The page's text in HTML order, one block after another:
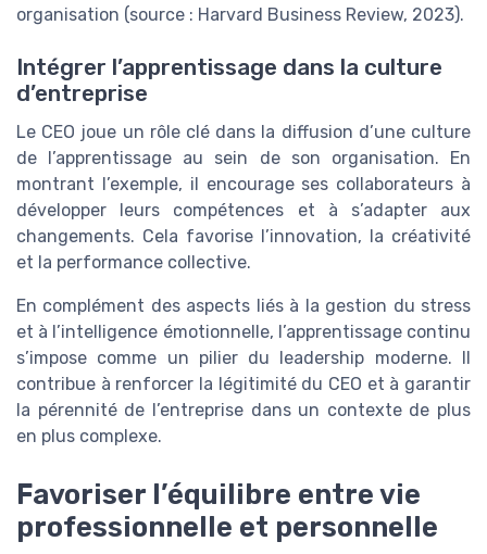
organisation (source : Harvard Business Review, 2023).
Intégrer l’apprentissage dans la culture
d’entreprise
Le CEO joue un rôle clé dans la diffusion d’une culture
de l’apprentissage au sein de son organisation. En
montrant l’exemple, il encourage ses collaborateurs à
développer leurs compétences et à s’adapter aux
changements. Cela favorise l’innovation, la créativité
et la performance collective.
En complément des aspects liés à la gestion du stress
et à l’intelligence émotionnelle, l’apprentissage continu
s’impose comme un pilier du leadership moderne. Il
contribue à renforcer la légitimité du CEO et à garantir
la pérennité de l’entreprise dans un contexte de plus
en plus complexe.
Favoriser l’équilibre entre vie
professionnelle et personnelle